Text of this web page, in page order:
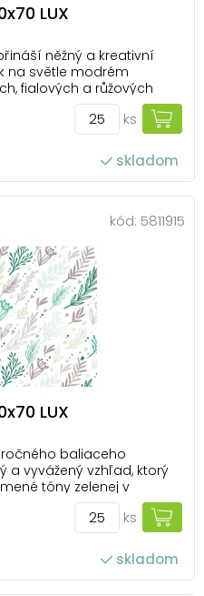
LUX
něžný a kreativní
na světle modrém
fialových a růžových
se skvěle hodí na
Motiv inspirovaný
jemný dekorativní
ks
skladom
kód: 5811915
LUX
baliaceho
a vyvážený vzhľad, ktorý
tóny zelenej v
dodávajú baleniu
Tento baliaci papier
jednoduchý štýl...
ks
skladom